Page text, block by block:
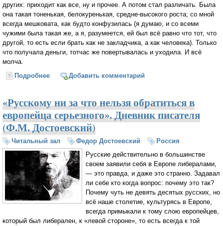
других: приходит как все, ну и прочее. А потом стал различать. Была
она такая тоненькая, белокуренькая, средне-высокого роста; со мной
всегда мешковата, как будто конфузилась (я думаю, и со всеми
чужими была такая же, а я, разумеется, ей был всё равно что тот, что
другой, то есть если брать как не закладчика, а как человека). Только
что получала деньги, тотчас же повертывалась и уходила. И всё
молча.
Подробнее о Кроткая (Фёдор Достоевский)
Добавить комментарий
«Русскому ни за что нельзя обратиться в
европейца серьезного». Дневник писателя
(Ф.М. Достоевский)
Читальный зал Федор Достоевский
Россия
Русские действительно в большинстве
своем заявили себя в Европе либералами,
— это правда, и даже это странно. Задавал
ли себе кто когда вопрос: почему это так?
Почему чуть не девять десятых русских, но
всё наше столетие, культурясь в Европе,
всегда примыкали к тому слою европейцев,
который был либерален, к «левой стороне», то есть всегда к той